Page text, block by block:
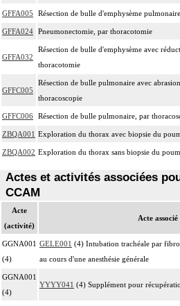
GFFA005 Résection de bulle d'emphysème
GFFA024 Pneumonectomie, par thoracotomie
GFFA032
Résection de bulle d'emphysème avec
thoracotomie
GFFC005
Résection de bulle pulmonaire avec
thoracoscopie
GFFC006 Résection de bulle pulmonaire, par
ZBQA001 Exploration du thorax avec biopsie du
ZBQA002 Exploration du thorax sans biopsie du
Actes et activités associées
CCAM
Acte
(activité)
Acte
GGNA001
(4)
GELE001 (4) Intubation trachéale par
au cours d'une anesthésie générale
GGNA001
(4)
YYYY041 (4) Supplément pour